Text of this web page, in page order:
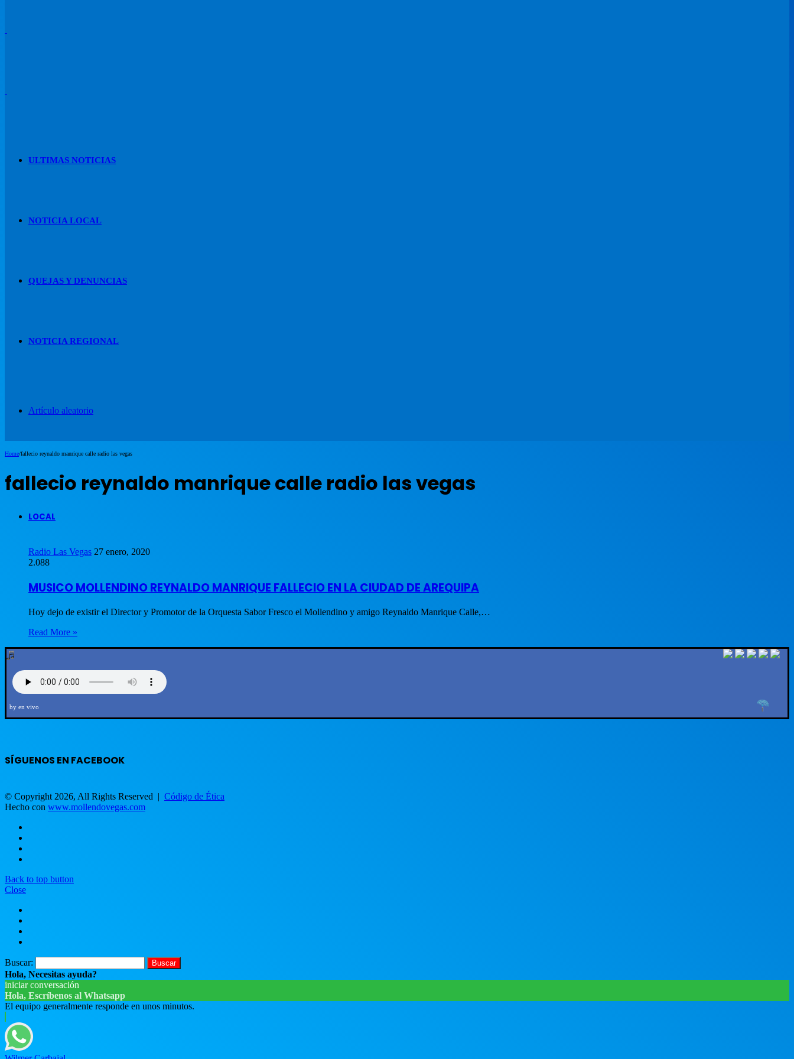
ULTIMAS NOTICIAS
NOTICIA LOCAL
QUEJAS Y DENUNCIAS
NOTICIA REGIONAL
Artículo aleatorio
Home/fallecio reynaldo manrique calle radio las vegas
fallecio reynaldo manrique calle radio las vegas
LOCAL
Radio Las Vegas 27 enero, 2020
2.088
MUSICO MOLLENDINO REYNALDO MANRIQUE FALLECIO EN LA CIUDAD DE AREQUIPA
Hoy dejo de existir el Director y Promotor de la Orquesta Sabor Fresco el Mollendino y amigo Reynaldo Manrique Calle,…
Read More »
by en vivo
SÍGUENOS EN FACEBOOK
© Copyright 2026, All Rights Reserved | Código de Ética
Hecho con www.mollendovegas.com
Back to top button
Close
Buscar:
Hola, Necesitas ayuda?
iniciar conversación
Hola, Escríbenos al Whatsapp
El equipo generalmente responde en unos minutos.